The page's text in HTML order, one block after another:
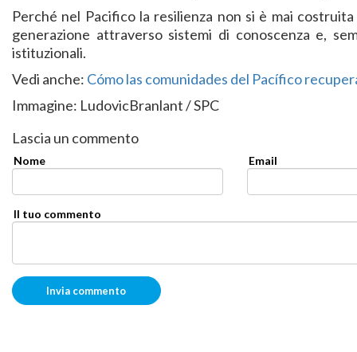
Perché nel Pacifico la resilienza non si è mai
generazione attraverso sistemi di conoscenza e,
istituzionali.
Vedi anche: Cómo las comunidades del Pacífico
Immagine: LudovicBranlant / SPC
Lascia un commento
Nome Email
Il tuo commento